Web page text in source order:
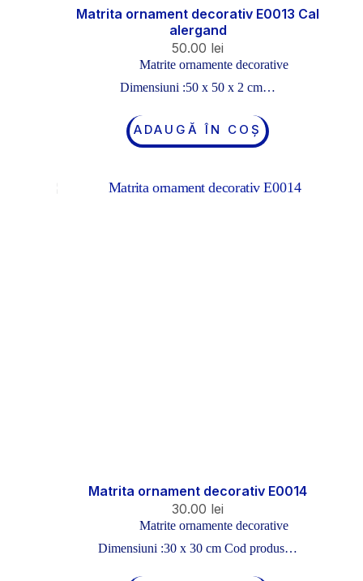
Matrita ornament decorativ E0013 Cal
alergand
50.00 lei
Matrite ornamente decorative
Dimensiuni :50 x 50 x 2 cm…
ADAUGĂ ÎN COȘ
Matrita ornament decorativ E0014
30.00 lei
Matrite ornamente decorative
Dimensiuni :30 x 30 cm Cod produs…